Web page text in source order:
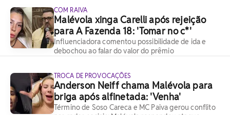
COM RAIVA
Malévola xinga Carelli após rejeição
para A Fazenda 18: 'Tomar no c*'
Influenciadora comentou possibilidade de ida e
debochou ao falar do valor do prêmio
TROCA DE PROVOCAÇÕES
Anderson Neiff chama Malévola para
briga após alfinetada: 'Venha'
Término de Soso Careca e MC Paiva gerou conflito